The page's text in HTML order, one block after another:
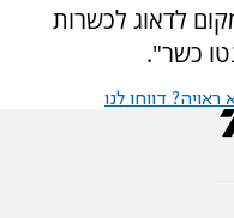
לדאוג לכשרות
כשר".
דווחו לנו